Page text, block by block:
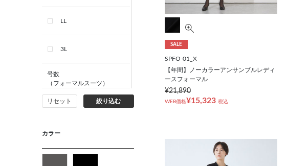
LL
3L
号数
（フォーマルスーツ）
7号
リセット 絞り込む
カラー
SALE
SPFO-01_X
【年間】ノーカラーアンサンブルレディ
ースフォーマル
¥21,890
WEB価格¥15,323 税込